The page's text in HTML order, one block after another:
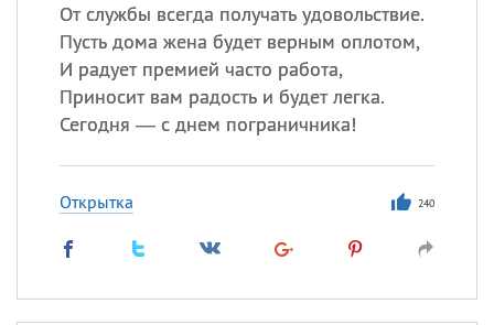
От службы всегда получать удовольствие.
Пусть дома жена будет верным оплотом,
И радует премией часто работа,
Приносит вам радость и будет легка.
Сегодня — с днем пограничника!
Открытка 240